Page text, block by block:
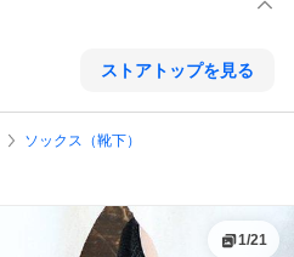
ストアトップを見る
ソックス（靴下）
1/21